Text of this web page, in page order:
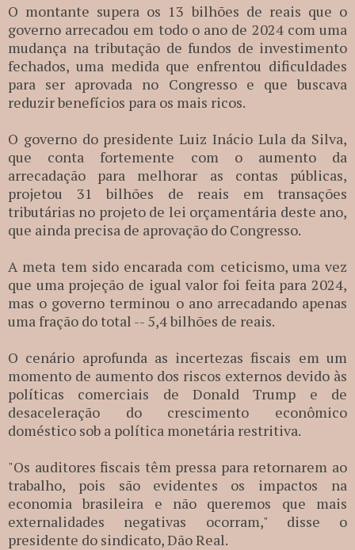
O montante supera os 13 bilhões de reais que o
governo arrecadou em todo o ano de 2024 com uma
mudança na tributação de fundos de investimento
fechados, uma medida que enfrentou dificuldades
para ser aprovada no Congresso e que buscava
reduzir benefícios para os mais ricos.
O governo do presidente Luiz Inácio Lula da Silva,
que conta fortemente com o aumento da
arrecadação para melhorar as contas públicas,
projetou 31 bilhões de reais em transações
tributárias no projeto de lei orçamentária deste ano,
que ainda precisa de aprovação do Congresso.
A meta tem sido encarada com ceticismo, uma vez
que uma projeção de igual valor foi feita para 2024,
mas o governo terminou o ano arrecadando apenas
uma fração do total -- 5,4 bilhões de reais.
O cenário aprofunda as incertezas fiscais em um
momento de aumento dos riscos externos devido às
políticas comerciais de Donald Trump e de
desaceleração do crescimento econômico
doméstico sob a política monetária restritiva.
"Os auditores fiscais têm pressa para retornarem ao
trabalho, pois são evidentes os impactos na
economia brasileira e não queremos que mais
externalidades negativas ocorram," disse o
presidente do sindicato, Dão Real.